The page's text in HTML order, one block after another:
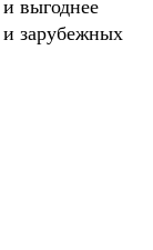
выгоднее
и зарубежных